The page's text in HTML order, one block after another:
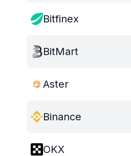
Bitfinex
BitMart
Aster
Binance
OKX